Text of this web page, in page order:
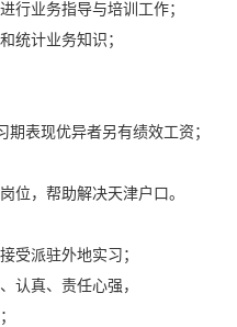
行业务指导与培训工作；
统计业务知识；
期表现优异者另有绩效工资；
位，帮助解决天津户口。
受派驻外地实习；
认真、责任心强，